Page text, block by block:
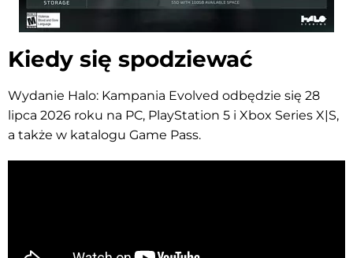
Kiedy się spodziewać
Wydanie Halo: Kampania Evolved odbędzie się 28
lipca 2026 roku na PC, PlayStation 5 i Xbox Series X|S,
a także w katalogu Game Pass.